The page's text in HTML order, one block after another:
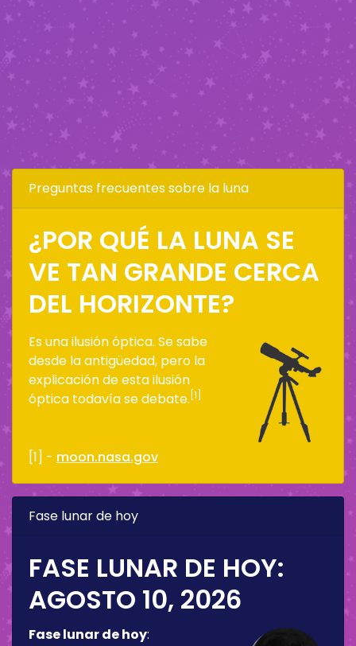
Preguntas frecuentes sobre la luna
¿POR QUÉ LA LUNA SE
VE TAN GRANDE CERCA
DEL HORIZONTE?
Es una ilusión óptica. Se sabe
desde la antigüedad, pero la
explicación de esta ilusión
óptica todavía se debate. [1]
[1] - moon.nasa.gov
Fase lunar de hoy
FASE LUNAR DE HOY:
AGOSTO 10, 2026
Fase lunar de hoy: